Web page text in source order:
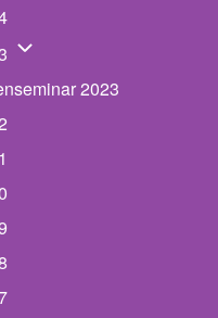
Unternavigation von
2023